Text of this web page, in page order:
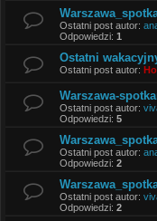
Ostatni post autor:
Odpowiedzi: 1
Ostatni
Ostatni post autor:
Warszawa-
Ostatni post autor:
Odpowiedzi: 5
Ostatni post autor:
Odpowiedzi: 2
Ostatni post autor:
Odpowiedzi: 2